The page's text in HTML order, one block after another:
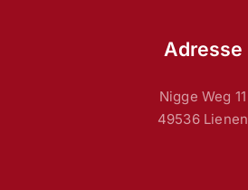
Adresse
Nigge Weg 11
49536 Lienen